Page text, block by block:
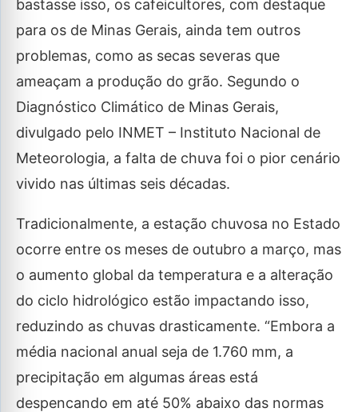
bastasse isso, os cafeicultores, com destaque
para os de Minas Gerais, ainda tem outros
problemas, como as secas severas que
ameaçam a produção do grão. Segundo o
Diagnóstico Climático de Minas Gerais,
divulgado pelo INMET – Instituto Nacional de
Meteorologia, a falta de chuva foi o pior cenário
vivido nas últimas seis décadas.
Tradicionalmente, a estação chuvosa no Estado
ocorre entre os meses de outubro a março, mas
o aumento global da temperatura e a alteração
do ciclo hidrológico estão impactando isso,
reduzindo as chuvas drasticamente. “Embora a
média nacional anual seja de 1.760 mm, a
precipitação em algumas áreas está
despencando em até 50% abaixo das normas